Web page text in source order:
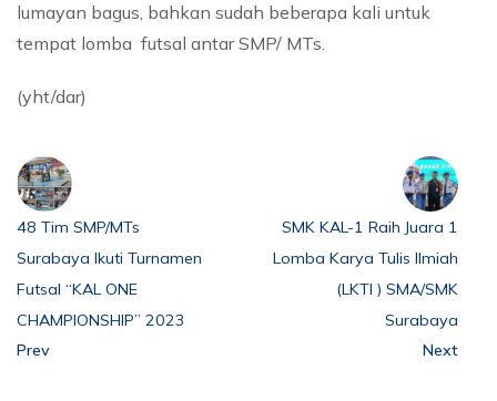
lumayan bagus, bahkan sudah beberapa kali untuk
tempat lomba futsal antar SMP/ MTs.
(yht/dar)
48 Tim SMP/MTs
Surabaya Ikuti Turnamen
Futsal “KAL ONE
CHAMPIONSHIP” 2023
Prev
SMK KAL-1 Raih Juara 1
Lomba Karya Tulis Ilmiah
(LKTI ) SMA/SMK
Surabaya
Next